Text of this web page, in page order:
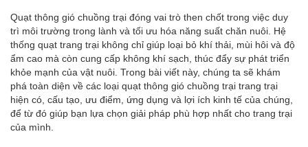
Quạt thông gió chuồng trại đóng vai trò then chốt trong việc duy
trì môi trường trong lành và tối ưu hóa năng suất chăn nuôi. Hệ
thống quạt trang trại không chỉ giúp loại bỏ khí thải, mùi hôi và độ
ẩm cao mà còn cung cấp không khí sạch, thúc đẩy sự phát triển
khỏe mạnh của vật nuôi. Trong bài viết này, chúng ta sẽ khám
phá toàn diện về các loại quạt thông gió chuồng trại trang trại
hiện có, cấu tạo, ưu điểm, ứng dụng và lợi ích kinh tế của chúng,
để từ đó giúp bạn lựa chọn giải pháp phù hợp nhất cho trang trại
của mình.